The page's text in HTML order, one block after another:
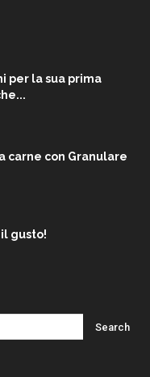
per la sua prima
carne con Granulare
il gusto!